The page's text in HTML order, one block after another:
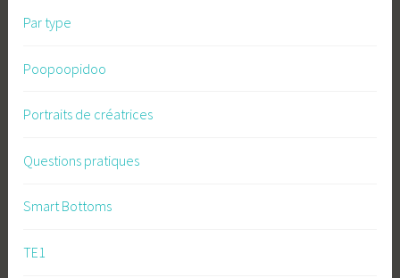
Par type
Poopoopidoo
Portraits de créatrices
Questions pratiques
Smart Bottoms
TE1